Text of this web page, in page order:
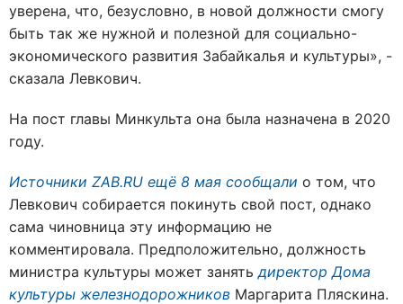
уверена, что, безусловно, в новой должности смогу
быть так же нужной и полезной для социально-
экономического развития Забайкалья и культуры», -
сказала Левкович.
На пост главы Минкульта она была назначена в 2020
году.
Источники ZAB.RU ещё 8 мая сообщали о том, что
Левкович собирается покинуть свой пост, однако
сама чиновница эту информацию не
комментировала. Предположительно, должность
министра культуры может занять директор Дома
культуры железнодорожников Маргарита Пляскина.